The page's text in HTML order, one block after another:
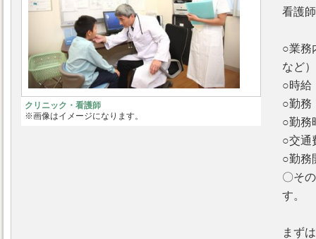
クリニック・看護師
※画像はイメージになります。
看護
○業務
など）
○時
○勤
○勤務
○交
○勤
〇そ
す。
まず